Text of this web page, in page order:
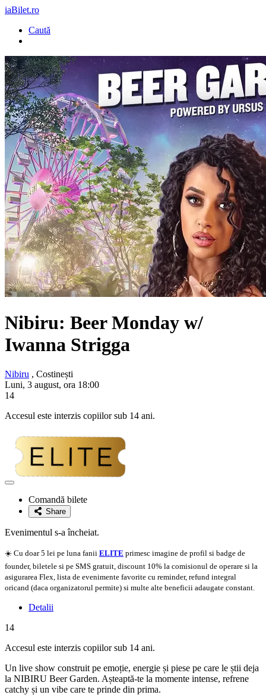
iaBilet.ro
Caută
Nibiru: Beer Monday w/
Iwanna Strigga
Nibiru , Costinești
Luni, 3 august, ora 18:00
14
Accesul este interzis copiilor sub 14 ani.
Adaugă
favoriteComandă bilete
Share
Evenimentul s-a încheiat.
☀️ Cu doar 5 lei pe luna fanii ELITE primesc imagine de profil si badge de
founder, biletele si pe SMS gratuit, discount 10% la comisionul de operare si la
asigurarea Flex, lista de evenimente favorite cu reminder, refund integral
oricand (daca organizatorul permite) si multe alte beneficii adaugate constant.
Detalii
14
Accesul este interzis copiilor sub 14 ani.
Un live show construit pe emoție, energie și piese pe care le știi deja
la NIBIRU Beer Garden. Așteaptă-te la momente intense, refrene
catchy și un vibe care te prinde din prima.